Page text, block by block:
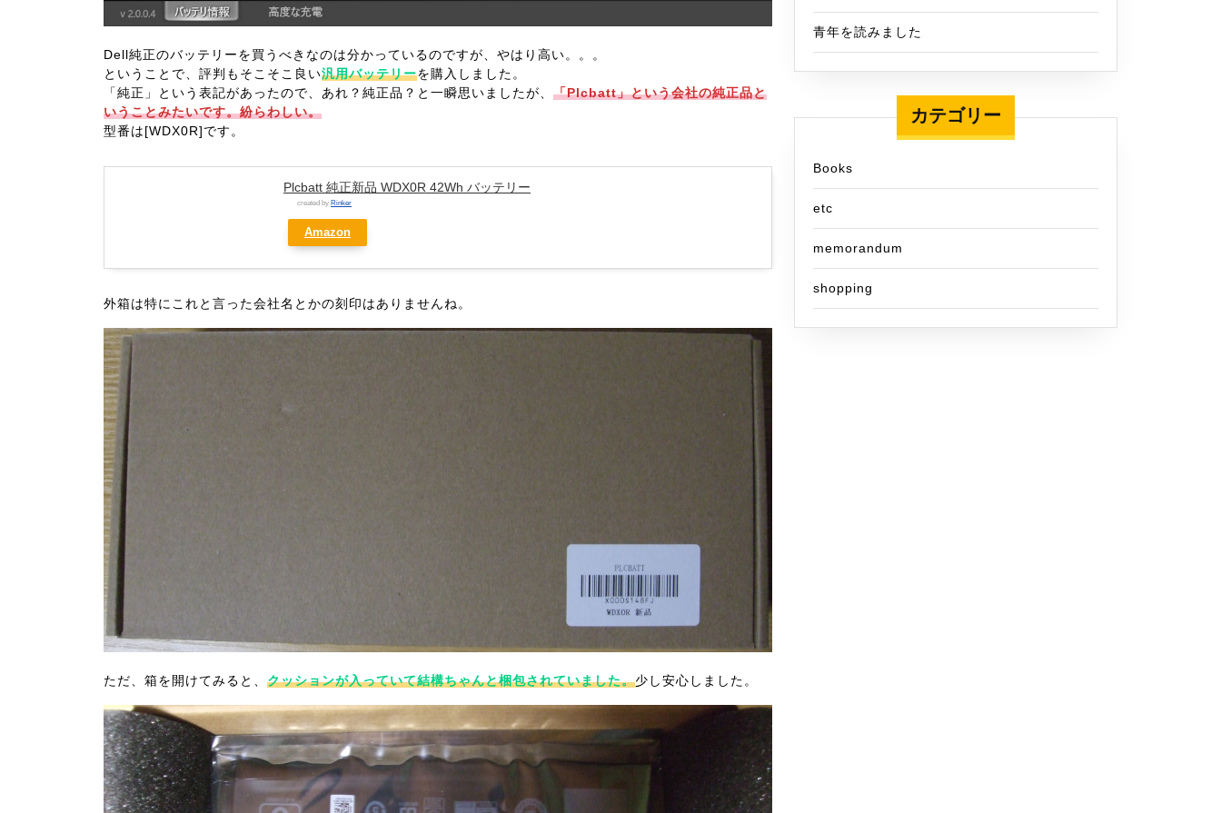
Dell純正のバッテリーを買うべきなのは分かっているのですが、やはり高い。。。
ということで、評判もそこそこ良い汎用バッテリーを購入しました。
「純正」という表記があったので、あれ？純正品？と一瞬思いましたが、 「Plcbatt」という会社の純正品と
いうことみたいです。紛らわしい。
型番は[WDX0R]です。
Plcbatt 純正新品 WDX0R 42Wh バッテリー
created by Rinker
Amazon
外箱は特にこれと言った会社名とかの刻印はありませんね。
ただ、箱を開けてみると、 クッションが入っていて結構ちゃんと梱包されていました。少し安心しました。
青年を読みました
カテゴリー
Books
etc
memorandum
shopping